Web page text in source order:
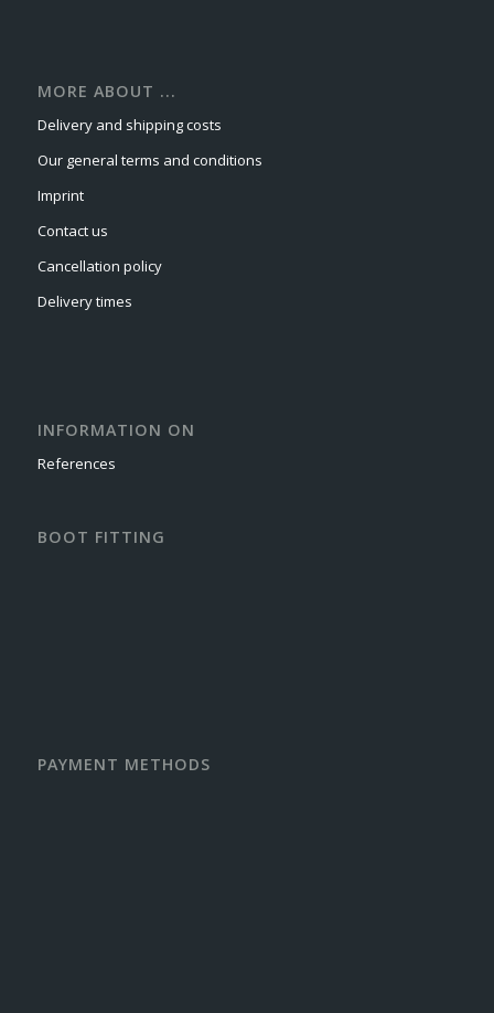
MORE ABOUT ...
Delivery and shipping costs
Our general terms and conditions
Imprint
Contact us
Cancellation policy
Delivery times
INFORMATION ON
References
BOOT FITTING
PAYMENT METHODS